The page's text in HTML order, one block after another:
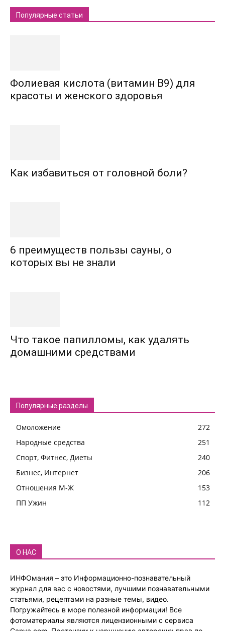
Популярные статьи
Фолиевая кислота (витамин В9) для
красоты и женского здоровья
Как избавиться от головной боли?
6 преимуществ пользы сауны, о
которых вы не знали
Что такое папилломы, как удалять
домашними средствами
Популярные разделы
Омоложение
272
Народные средства
251
Спорт, Фитнес, Диеты
240
Бизнес, Интернет
206
Отношения М-Ж
153
ПП Ужин
112
О НАС
ИНФОмания – это Информационно-познавательный
журнал для вас с новостями, лучшими познавательными
статьями, рецептами на разные темы, видео.
Погружайтесь в море полезной информации! Все
фотоматериалы являются лицензионными с сервиса